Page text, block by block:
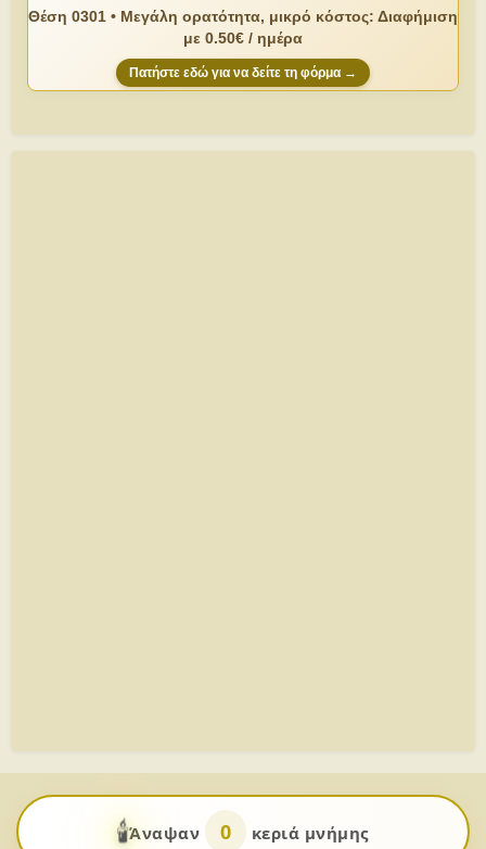
Θέση 0301 • Μεγάλη ορατότητα, μικρό κόστος: Διαφήμιση
με 0.50€ / ημέρα
Πατήστε εδώ για να δείτε τη φόρμα →
🕯️Άναψαν 0 κεριά μνήμης